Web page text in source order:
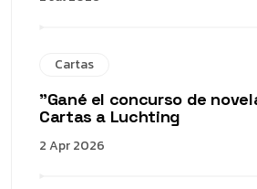
Cartas
"Gané el concurso de
Cartas a Luchting
2 Apr 2026